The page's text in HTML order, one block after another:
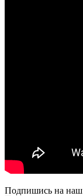
Подпишись на наш